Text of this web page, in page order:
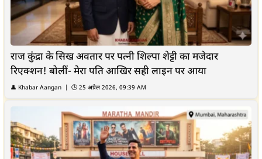
राज कुंद्रा के सिख अवतार पर पत्नी शिल्पा शेट्टी का मजेदार
रिएक्शन! बोलीं- मेरा पति आखिर सही लाइन पर आया
👤 Khabar Aangan | 🕒 25 अप्रैल 2026, 09:39 AM